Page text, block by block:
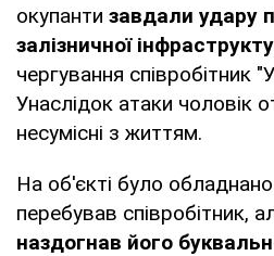
окупанти завдали удару
залізничної
чергування співробітник
Унаслідок атаки чоловік
несумісні з життям.
На об'єкті було
перебував співробітник,
наздогнав його